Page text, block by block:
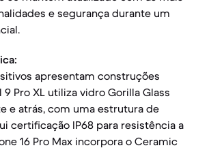
e segurança durante um
apresentam construções
9 Pro XL utiliza vidro Gorilla Glass
e atrás, com uma estrutura de
certificação IP68 para resistência a
16 Pro Max incorpora o Ceramic